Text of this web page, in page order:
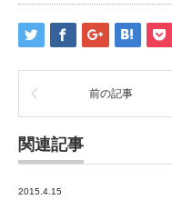
前の記事
関連記事
2015.4.15